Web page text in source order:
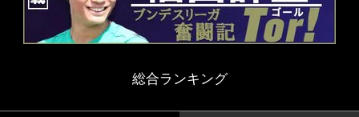
総合ランキング